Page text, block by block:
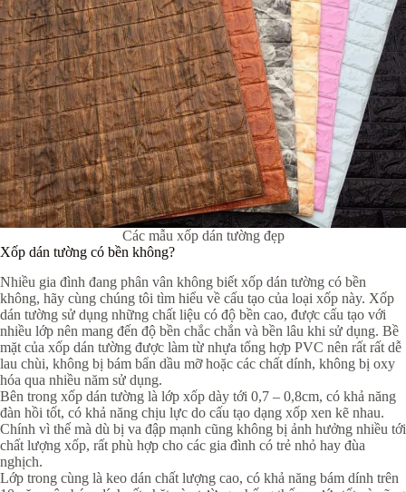
Các mẫu xốp dán tường đẹp
Xốp dán tường có bền không?
Nhiều gia đình đang phân vân không biết xốp dán tường có bền
không, hãy cùng chúng tôi tìm hiểu về cấu tạo của loại xốp này. Xốp
dán tường sử dụng những chất liệu có độ bền cao, được cấu tạo với
nhiều lớp nên mang đến độ bền chắc chắn và bền lâu khi sử dụng. Bề
mặt của xốp dán tường được làm từ nhựa tổng hợp PVC nên rất rất dễ
lau chùi, không bị bám bẩn dầu mỡ hoặc các chất dính, không bị oxy
hóa qua nhiều năm sử dụng.
Bên trong xốp dán tường là lớp xốp dày tới 0,7 – 0,8cm, có khả năng
đàn hồi tốt, có khả năng chịu lực do cấu tạo dạng xốp xen kẽ nhau.
Chính vì thế mà dù bị va đập mạnh cũng không bị ảnh hưởng nhiều tới
chất lượng xốp, rất phù hợp cho các gia đình có trẻ nhỏ hay đùa
nghịch.
Lớp trong cùng là keo dán chất lượng cao, có khả năng bám dính trên